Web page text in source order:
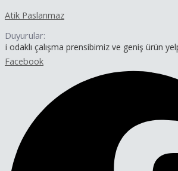
atla
Atik Paslanmaz
Duyurular:
prensibimiz ve geniş ürün
Facebook
dolaşımı